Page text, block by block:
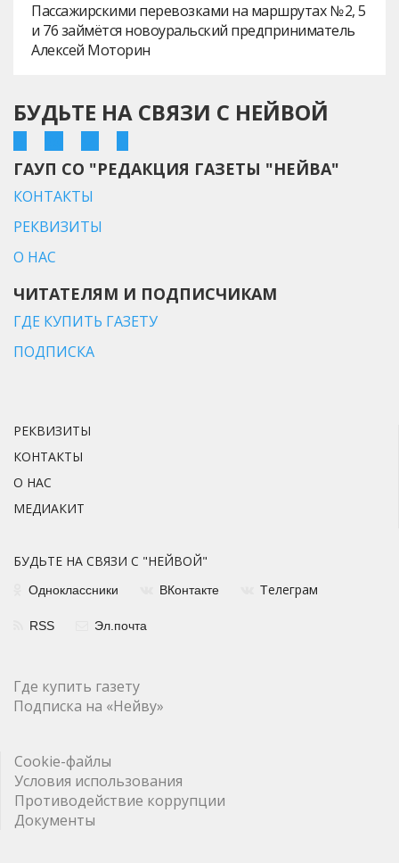
Пассажирскими перевозками на маршрутах № 2, 5
и 76 займётся новоуральский предприниматель
Алексей Моторин
БУДЬТЕ НА СВЯЗИ С НЕЙВОЙ
ГАУП СО "РЕДАКЦИЯ ГАЗЕТЫ "НЕЙВА"
КОНТАКТЫ
РЕКВИЗИТЫ
О НАС
ЧИТАТЕЛЯМ И ПОДПИСЧИКАМ
ГДЕ КУПИТЬ ГАЗЕТУ
ПОДПИСКА
РЕКВИЗИТЫ
КОНТАКТЫ
О НАС
МЕДИАКИТ
БУДЬТЕ НА СВЯЗИ С "НЕЙВОЙ"
Одноклассники ВКонтакте Телеграм
RSS Эл.почта
Где купить газету
Подписка на «Нейву»
Cookie-файлы
Условия использования
Противодействие коррупции
Документы